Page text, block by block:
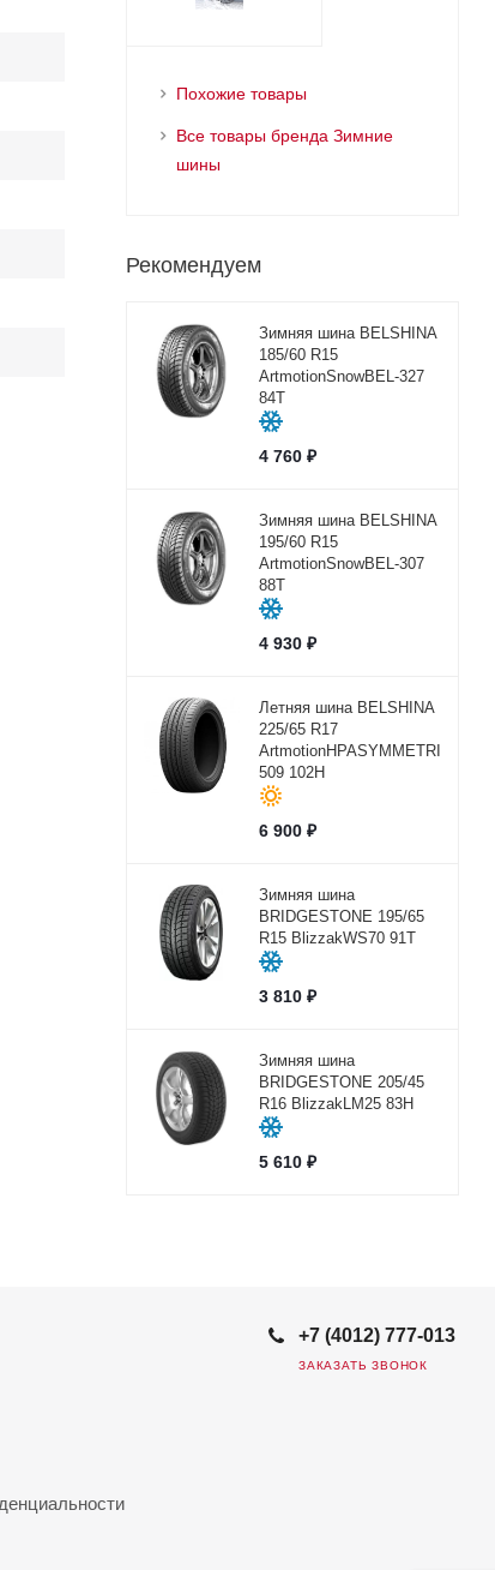
Похожие товары
Все товары бренда Зимние
шины
Рекомендуем
Зимняя шина BELSHINA
185/60 R15
ArtmotionSnowBEL-327
84T
4 760₽
Зимняя шина BELSHINA
195/60 R15
ArtmotionSnowBEL-307
88T
4 930₽
Летняя шина BELSHINA
225/65 R17
ArtmotionHPASYMMETRICBEL-
509 102H
6 900₽
Зимняя шина
BRIDGESTONE 195/65
R15 BlizzakWS70 91T
3 810₽
Зимняя шина
BRIDGESTONE 205/45
R16 BlizzakLM25 83H
5 610₽
+7 (4012) 777-013
ЗАКАЗАТЬ ЗВОНОК